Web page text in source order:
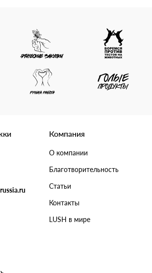
Компания
О компании
Благотворительность
Статьи
Контакты
LUSH в мире